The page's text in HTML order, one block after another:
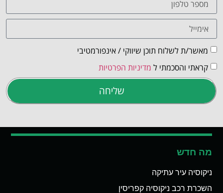
מאשר/ת לשלוח תוכן שיווקי / אינפורמטיבי
קראתי והסכמתי ל מדיניות הפרטיות
שליחה
מה חדש
ניקוסיה עיר עתיקה
השכרת רכב ניקוסיה קפריסין